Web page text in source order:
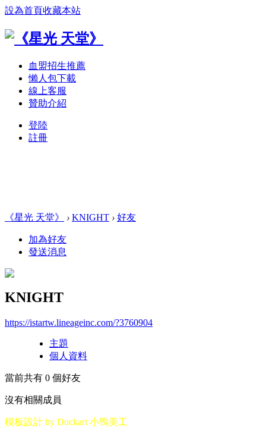
設為首頁收藏本站
血盟招生推薦
懶人包下載
線上客服
贊助介紹
登陸
註冊
《星光 天堂》 › KNIGHT › 好友
加為好友
發送消息
KNIGHT
https://istartw.lineageinc.com/?3760904
主題
個人資料
當前共有 0 個好友
沒有相關成員
模板設計 by Duckart 小鴨美工